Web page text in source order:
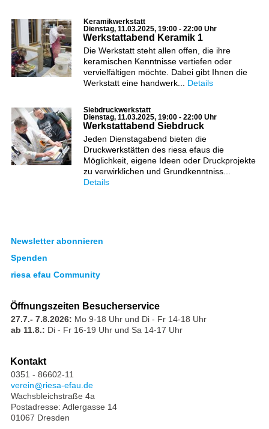
Keramikwerkstatt
Dienstag, 11.03.2025, 19:00 - 22:00 Uhr
Werkstattabend Keramik 1
Die Werkstatt steht allen offen, die ihre
keramischen Kenntnisse vertiefen oder
vervielfältigen möchte. Dabei gibt Ihnen die
Werkstatt eine handwerk... Details
Siebdruckwerkstatt
Dienstag, 11.03.2025, 19:00 - 22:00 Uhr
Werkstattabend Siebdruck
Jeden Dienstagabend bieten die
Druckwerkstätten des riesa efaus die
Möglichkeit, eigene Ideen oder Druckprojekte
zu verwirklichen und Grundkenntniss...
Details
Newsletter abonnieren
Spenden
riesa efau Community
Öffnungszeiten Besucherservice
27.7.- 7.8.2026: Mo 9-18 Uhr und Di - Fr 14-18 Uhr
ab 11.8.: Di - Fr 16-19 Uhr und Sa 14-17 Uhr
Kontakt
0351 - 86602-11
verein
riesa-efau.de
Wachsbleichstraße 4a
Postadresse: Adlergasse 14
01067 Dresden